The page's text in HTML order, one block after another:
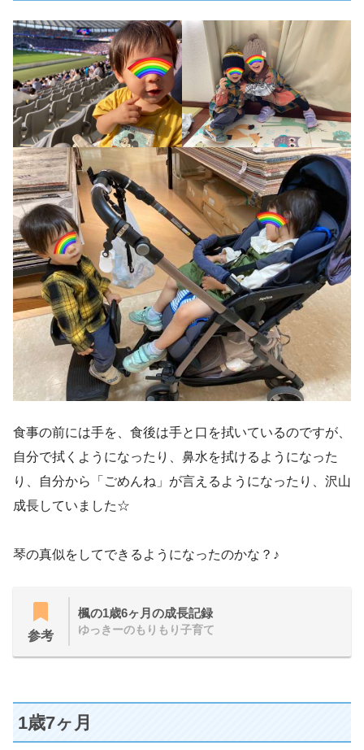
食事の前には手を、食後は手と口を拭いているのですが、
自分で拭くようになったり、鼻水を拭けるようになった
り、自分から「ごめんね」が言えるようになったり、沢山
成長していました☆
琴の真似をしてできるようになったのかな？♪
参考
楓の1歳6ヶ月の成長記録
ゆっきーのもりもり子育て
1歳7ヶ月